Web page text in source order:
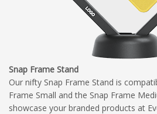
Snap Frame Stand
Our nifty Snap Frame Stand is
Frame Small and the Snap Frame
showcase your branded products at